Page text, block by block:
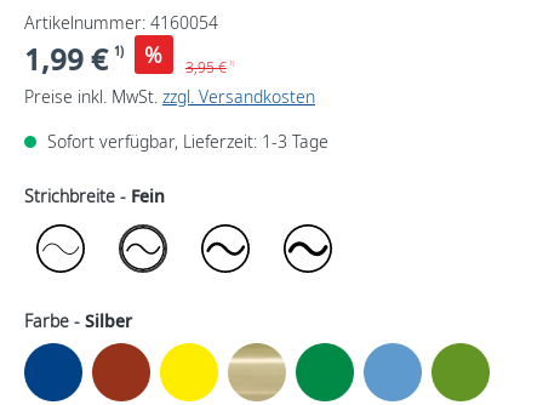
Artikelnummer: 4160054
1,99 € 1) % 3,95 € 1)
Preise inkl. MwSt. zzgl. Versandkosten
Sofort verfügbar, Lieferzeit: 1-3 Tage
Strichbreite - Fein
Farbe - Silber